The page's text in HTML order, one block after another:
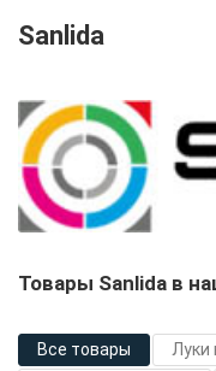
Sanlida
Товары Sanlida в
Все товары
Луки